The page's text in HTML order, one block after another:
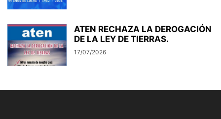
ATEN RECHAZA LA DEROGACIÓN
DE LA LEY DE TIERRAS.
17/07/2026